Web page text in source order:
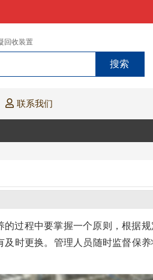
回收装置
联系我们
过程中要掌握一个原则，根据
时更换。管理人员随时监督保